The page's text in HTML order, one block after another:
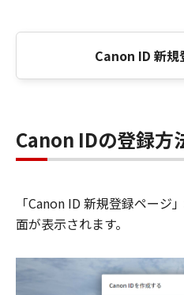
Canon ID 新規
Canon IDの登録方
「Canon ID 新規登録ページ
面が表示されます。